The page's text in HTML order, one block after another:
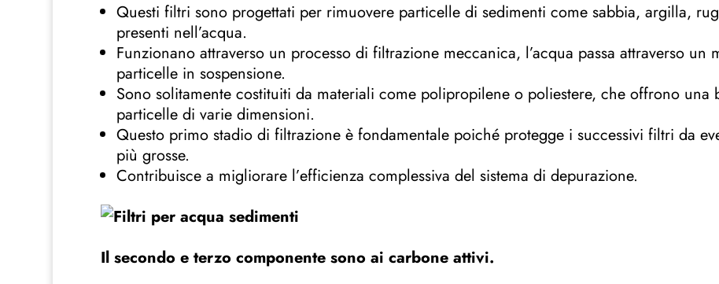
Questi filtri sono progettati per rimuovere particelle di sedimenti come sabbia, argilla,
presenti nell’acqua.
Funzionano attraverso un processo di filtrazione meccanica, l’acqua passa attraverso un
particelle in sospensione.
Sono solitamente costituiti da materiali come polipropilene o poliestere, che offrono una
particelle di varie dimensioni.
Questo primo stadio di filtrazione è fondamentale poiché protegge i successivi filtri da
più grosse.
Contribuisce a migliorare l’efficienza complessiva del sistema di depurazione.
Il secondo e terzo componente sono ai carbone attivi.